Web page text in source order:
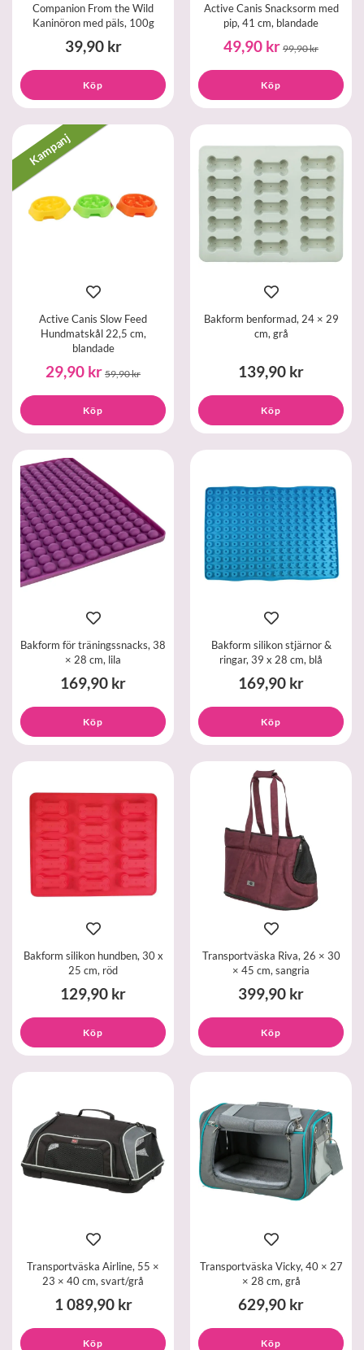
Companion From the Wild
Kaninöron med päls, 100g
39,90 kr
Köp
Active Canis Snacksorm med
pip, 41 cm, blandade
49,90 kr 99,90 kr
Köp
Kampanj
Active Canis Slow Feed
Hundmatskål 22,5 cm,
blandade
29,90 kr 59,90 kr
Köp
Bakform benformad, 24 × 29
cm, grå
139,90 kr
Köp
Bakform för träningssnacks, 38
× 28 cm, lila
169,90 kr
Köp
Bakform silikon stjärnor &
ringar, 39 x 28 cm, blå
169,90 kr
Köp
Bakform silikon hundben, 30 x
25 cm, röd
129,90 kr
Köp
Transportväska Riva, 26 × 30
× 45 cm, sangria
399,90 kr
Köp
Transportväska Airline, 55 ×
23 × 40 cm, svart/grå
1 089,90 kr
Köp
Transportväska Vicky, 40 × 27
× 28 cm, grå
629,90 kr
Köp